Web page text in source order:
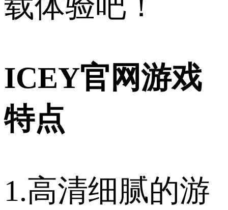
ICEY官网游戏
特点
1.高清细腻的游